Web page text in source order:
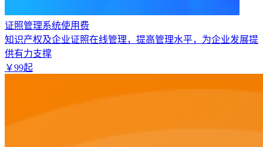
证照管理系统使用费
知识产权及企业证照在线管理，提高管理水平，为企业发展提
供有力支撑
￥99起